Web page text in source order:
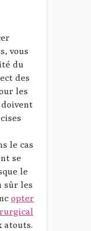
vous
du
des
les
le cas
se
le
sûr les
opter
atouts.